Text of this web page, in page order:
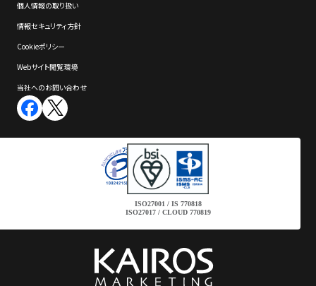
ISO27001 / IS 770818
ISO27017 / CLOUD 770819
個⼈情報の取り扱い
情報セキュリティ⽅針
Cookieポリシー
Webサイト閲覧環境
当社へのお問い合わせ